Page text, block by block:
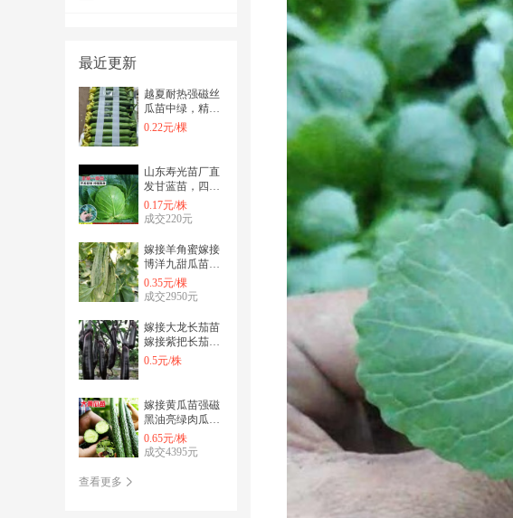
最近更新
越夏耐热强磁丝
瓜苗中绿，精品
穴盘苗子，发货
0.22元/棵
山东寿光苗厂直
发甘蓝苗，四季
可种，耐寒耐
热，精品穴盘苗
0.17元/株
成交220元
嫁接羊角蜜嫁接
博洋九甜瓜苗嫁
接绿宝甜瓜等各
种嫁接直播甜瓜
0.35元/棵
成交2950元
嫁接大龙长茄苗
嫁接紫把长茄苗
嫁接765嫁接线
0.5元/株
嫁接黄瓜苗强磁
黑油亮绿肉瓜把
短密刺绿心大黄
瓜苗无刺水果小
0.65元/株
成交4395元
查看更多